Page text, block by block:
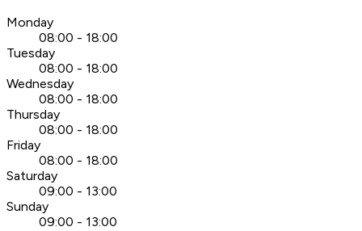
Monday
08:00 - 18:00
Tuesday
08:00 - 18:00
Wednesday
08:00 - 18:00
Thursday
08:00 - 18:00
Friday
08:00 - 18:00
Saturday
09:00 - 13:00
Sunday
09:00 - 13:00